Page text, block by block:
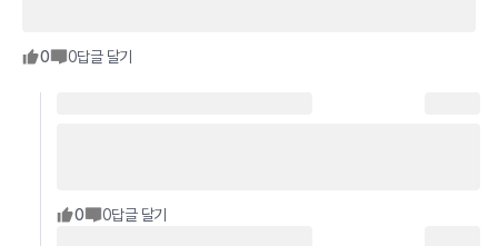
0 0답글 달기
0 0답글 달기